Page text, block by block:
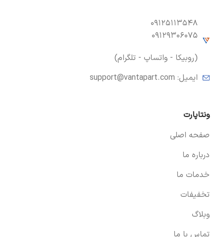
۰۹۱۲۵۱۱۳۵۴۸
۰۹۱۲۹۳۰۶۰۷۵
(روبیکا - واتساپ - تلگرام)
ایمیل: support@vantapart.com
ونتاپارت
صفحه اصلی
درباره ما
خدمات ما
تخفیفات
وبلاگ
تماس با ما